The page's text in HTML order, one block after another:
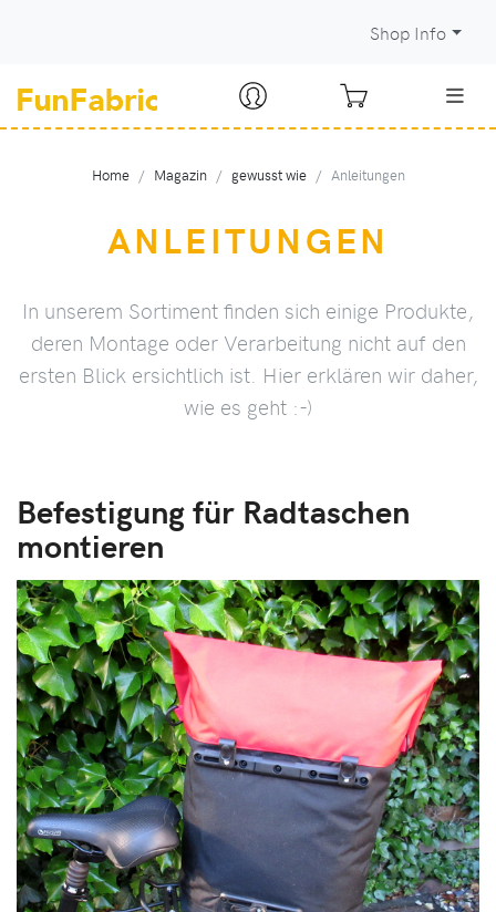
Shop Info
Home Magazin gewusst wie Anleitungen
ANLEITUNGEN
In unserem Sortiment finden sich einige Produkte,
deren Montage oder Verarbeitung nicht auf den
ersten Blick ersichtlich ist. Hier erklären wir daher,
wie es geht :-)
Befestigung für Radtaschen
montieren